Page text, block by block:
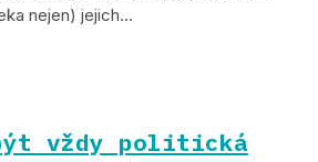
nejen) jejich...
vždy politická